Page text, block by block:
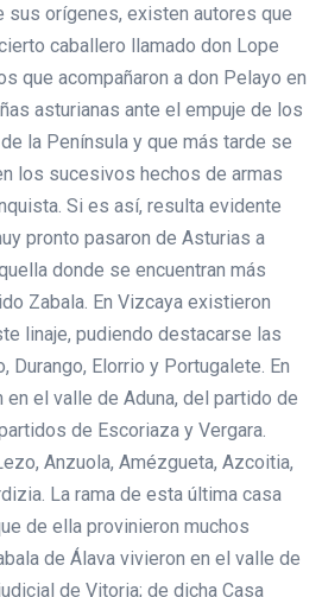
sus orígenes, existen autores que
caballero llamado don Lope
que acompañaron a don Pelayo en
asturianas ante el empuje de los
la Península y que más tarde se
los sucesivos hechos de armas
Si es así, resulta evidente
pronto pasaron de Asturias a
donde se encuentran más
Zabala. En Vizcaya existieron
linaje, pudiendo destacarse las
Durango, Elorrio y Portugalete. En
en el valle de Aduna, del partido de
de Escoriaza y Vergara.
Anzuola, Amézgueta, Azcoitia,
La rama de esta última casa
de ella provinieron muchos
de Álava vivieron en el valle de
de Vitoria; de dicha Casa